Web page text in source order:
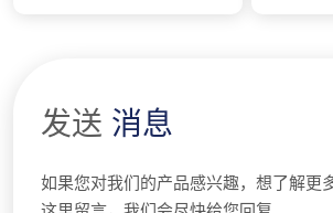
发送 消息
如果您对我们的产品感兴趣，想了解更